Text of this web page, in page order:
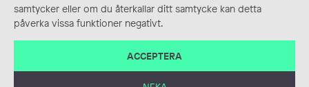
samtycker eller om du återkallar ditt samtycke kan detta
påverka vissa funktioner negativt.
ACCEPTERA